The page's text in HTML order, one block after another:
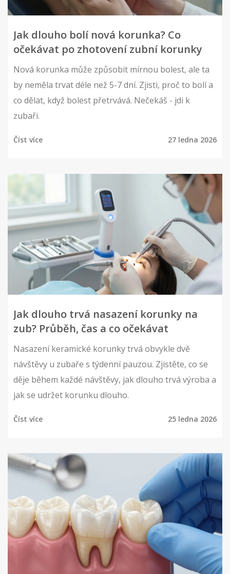
Jak dlouho bolí nová korunka? Co
očekávat po zhotovení zubní korunky
Nová korunka může způsobit mírnou bolest, ale ta
by neměla trvat déle než 5-7 dní. Zjisti, proč to bolí a
co dělat, když bolest přetrvává. Nečekáš - jdi k
zubaři.
Číst více 27 ledna 2026
Jak dlouho trvá nasazení korunky na
zub? Průběh, čas a co očekávat
Nasazení keramické korunky trvá obvykle dvě
návštěvy u zubaře s týdenní pauzou. Zjistěte, co se
děje během každé návštěvy, jak dlouho trvá výroba a
jak se udržet korunku dlouho.
Číst více 25 ledna 2026